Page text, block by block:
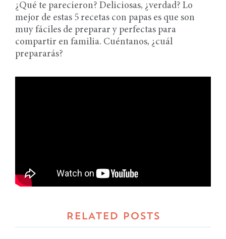
¿Qué te parecieron? Deliciosas, ¿verdad? Lo
mejor de estas 5 recetas con papas es que son
muy fáciles de preparar y perfectas para
compartir en familia. Cuéntanos, ¿cuál
prepararás?
RELATED POSTS